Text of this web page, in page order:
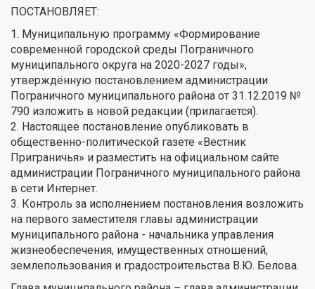
ПОСТАНОВЛЯЕТ:
1. Муниципальную программу «Формирование
современной городской среды Пограничного
муниципального округа на 2020-2027 годы»,
утверждённую постановлением администрации
Пограничного муниципального района от 31.12.2019 №
790 изложить в новой редакции (прилагается).
2. Настоящее постановление опубликовать в
общественно-политической газете «Вестник
Приграничья» и разместить на официальном сайте
администрации Пограничного муниципального района
в сети Интернет.
3. Контроль за исполнением постановления возложить
на первого заместителя главы администрации
муниципального района - начальника управления
жизнеобеспечения, имущественных отношений,
землепользования и градостроительства В.Ю. Белова.